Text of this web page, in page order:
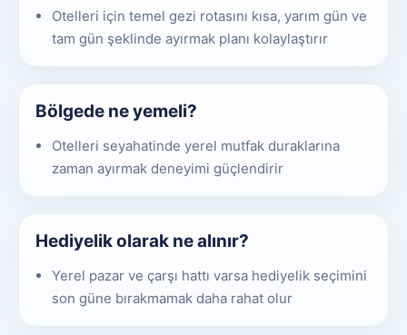
Otelleri için temel gezi rotasını kısa, yarım gün ve
tam gün şeklinde ayırmak planı kolaylaştırır
Bölgede ne yemeli?
Otelleri seyahatinde yerel mutfak duraklarına
zaman ayırmak deneyimi güçlendirir
Hediyelik olarak ne alınır?
Yerel pazar ve çarşı hattı varsa hediyelik seçimini
son güne bırakmamak daha rahat olur